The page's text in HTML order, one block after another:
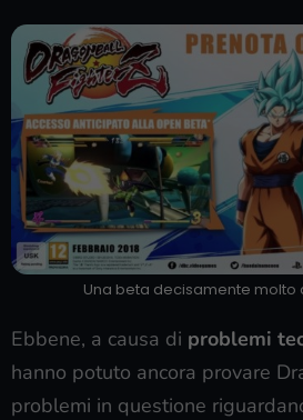
Una beta decisamente molto
Ebbene, a causa di problemi
hanno potuto ancora provare
problemi in questione